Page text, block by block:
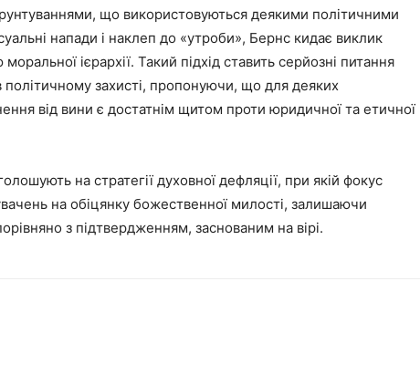
що використовуються деякими політичними
напади і наклеп до «утроби», Бернс кидає виклик
ієрархії. Такий підхід ставить серйозні питання
політичному захисті, пропонуючи, що для деяких
від вини є достатнім щитом проти юридичної та етичної
на стратегії духовної дефляції, при якій фокус
на обіцянку божественної милості, залишаючи
з підтвердженням, заснованим на вірі.